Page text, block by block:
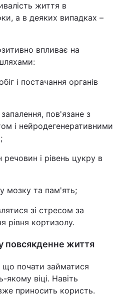
життя в
а в деяких випадках –
впливає на
і постачання органів
пов'язане з
і нейродегенеративними
речовин і рівень цукру в
мозку та пам'ять;
зі стресом за
рівня кортизолу.
повсякденне життя
що почати займатися
віці. Навіть
приносить користь.